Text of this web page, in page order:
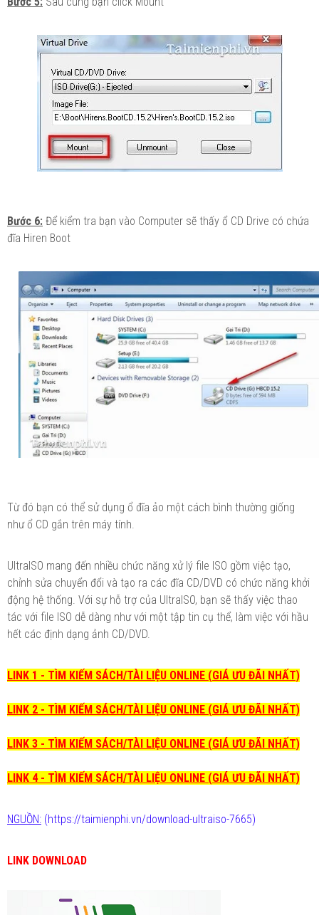
Bước 6: Để kiểm tra bạn vào Computer sẽ thấy ổ CD Drive có chứa
đĩa Hiren Boot
Từ đó bạn có thể sử dụng ổ đĩa ảo một cách bình thường giống
như ổ CD gắn trên máy tính.
UltraISO mang đến nhiều chức năng xử lý file ISO gồm việc tạo,
chỉnh sửa chuyển đổi và tạo ra các đĩa CD/DVD có chức năng khởi
động hệ thống. Với sự hỗ trợ của UltraISO, bạn sẽ thấy việc thao
tác với file ISO dễ dàng như với một tập tin cụ thể, làm việc với hầu
hết các định dạng ảnh CD/DVD.
LINK 1 - TÌM KIẾM SÁCH/TÀI LIỆU ONLINE (GIÁ ƯU ĐÃI NHẤT)
LINK 2 - TÌM KIẾM SÁCH/TÀI LIỆU ONLINE (GIÁ ƯU ĐÃI NHẤT)
LINK 3 - TÌM KIẾM SÁCH/TÀI LIỆU ONLINE (GIÁ ƯU ĐÃI NHẤT)
LINK 4 - TÌM KIẾM SÁCH/TÀI LIỆU ONLINE (GIÁ ƯU ĐÃI NHẤT)
NGUỒN: (https://taimienphi.vn/download-ultraiso-7665)
LINK DOWNLOAD